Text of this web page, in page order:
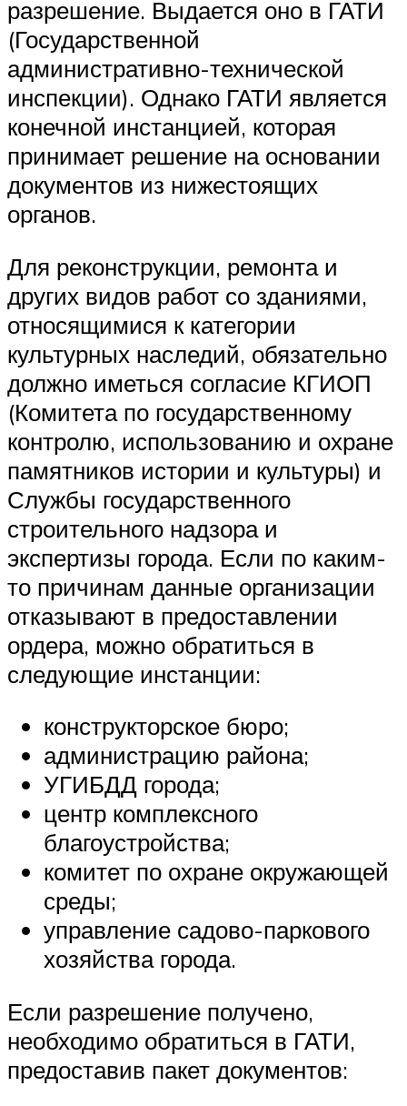
разрешение. Выдается оно в ГАТИ
(Государственной
административно-технической
инспекции). Однако ГАТИ является
конечной инстанцией, которая
принимает решение на основании
документов из нижестоящих
органов.
Для реконструкции, ремонта и
других видов работ со зданиями,
относящимися к категории
культурных наследий, обязательно
должно иметься согласие КГИОП
(Комитета по государственному
контролю, использованию и охране
памятников истории и культуры) и
Службы государственного
строительного надзора и
экспертизы города. Если по каким-
то причинам данные организации
отказывают в предоставлении
ордера, можно обратиться в
следующие инстанции:
конструкторское бюро;
администрацию района;
УГИБДД города;
центр комплексного
благоустройства;
комитет по охране окружающей
среды;
управление садово-паркового
хозяйства города.
Если разрешение получено,
необходимо обратиться в ГАТИ,
предоставив пакет документов: